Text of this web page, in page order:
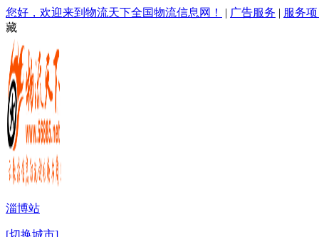
您好，欢迎来到物流天下全国物流信息网！ | 广告服务 | 服务
藏
淄博站
[切换城市]